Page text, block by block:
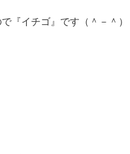
『イチゴ』です（＾－＾）